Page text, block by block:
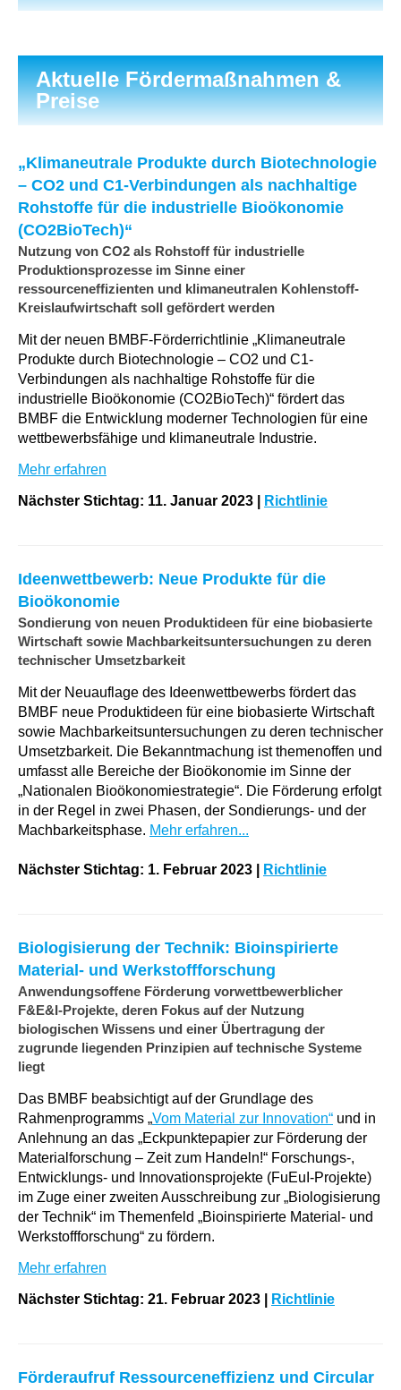
Aktuelle Fördermaßnahmen &
Preise
„Klimaneutrale Produkte durch Biotechnologie
– CO2 und C1-Verbindungen als nachhaltige
Rohstoffe für die industrielle Bioökonomie
(CO2BioTech)“
Nutzung von CO2 als Rohstoff für industrielle
Produktionsprozesse im Sinne einer
ressourceneffizienten und klimaneutralen Kohlenstoff-
Kreislaufwirtschaft soll gefördert werden
Mit der neuen BMBF-Förderrichtlinie „Klimaneutrale
Produkte durch Biotechnologie – CO2 und C1-
Verbindungen als nachhaltige Rohstoffe für die
industrielle Bioökonomie (CO2BioTech)“ fördert das
BMBF die Entwicklung moderner Technologien für eine
wettbewerbsfähige und klimaneutrale Industrie.
Mehr erfahren
Nächster Stichtag: 11. Januar 2023 Richtlinie
Ideenwettbewerb: Neue Produkte für die
Bioökonomie
Sondierung von neuen Produktideen für eine biobasierte
Wirtschaft sowie Machbarkeitsuntersuchungen zu deren
technischer Umsetzbarkeit
Mit der Neuauflage des Ideenwettbewerbs fördert das
BMBF neue Produktideen für eine biobasierte Wirtschaft
sowie Machbarkeitsuntersuchungen zu deren technischer
Umsetzbarkeit. Die Bekanntmachung ist themenoffen und
umfasst alle Bereiche der Bioökonomie im Sinne der ​
„Nationalen Bioökonomiestrategie“. Die Förderung erfolgt
in der Regel in zwei Phasen, der Sondierungs- und der
Machbarkeitsphase. Mehr erfahren...
Nächster Stichtag: 1. Februar 2023 | Richtlinie
Biologisierung der Technik: Bioinspirierte
Material- und Werkstoffforschung
Anwendungsoffene Förderung vorwettbewerblicher
F&E&I-Projekte, deren Fokus auf der Nutzung
biologischen Wissens und einer Übertragung der
zugrunde liegenden Prinzipien auf technische Systeme
liegt
Das BMBF beabsichtigt auf der Grundlage des
Rahmenprogramms „Vom Material zur Innovation“ und in
Anlehnung an das „Eckpunktepapier zur Förderung der
Materialforschung – Zeit zum Handeln!“ Forschungs-,
Entwicklungs- und Innovationsprojekte (FuEuI-Projekte)
im Zuge ­einer zweiten Ausschreibung zur „Biologisierung
der Technik“ im Themenfeld „Bioinspirierte Material- und
Werkstoffforschung“ zu fördern.
Mehr erfahren
Nächster Stichtag: 21. Februar 2023 Richtlinie
Förderaufruf Ressourceneffizienz und Circular